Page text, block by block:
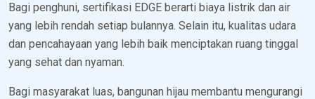
Bagi penghuni, sertifikasi EDGE berarti biaya listrik dan air
yang lebih rendah setiap bulannya. Selain itu, kualitas udara
dan pencahayaan yang lebih baik menciptakan ruang tinggal
yang sehat dan nyaman.
Bagi masyarakat luas, bangunan hijau membantu mengurangi